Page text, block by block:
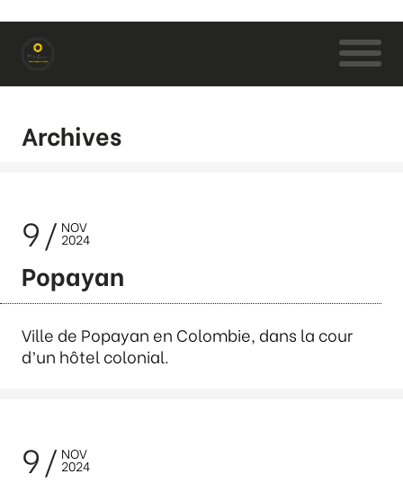
Archives
9 NOV
2024
Popayan
Ville de Popayan en Colombie, dans la cour
d’un hôtel colonial.
9 NOV
2024